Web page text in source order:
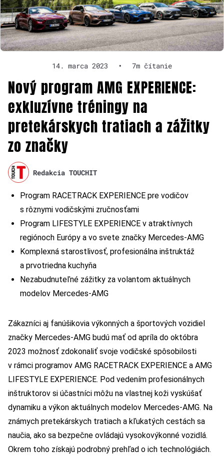
14. marca 2023 • 7m čítanie
Nový program AMG EXPERIENCE:
exkluzívne tréningy na
pretekárskych tratiach a zážitky
zo značky
Redakcia TOUCHIT
Program RACETRACK EXPERIENCE pre vodičov
s rôznymi vodičskými zručnosťami
Program LIFESTYLE EXPERIENCE v atraktívnych
regiónoch Európy a vo svete značky Mercedes-AMG
Komplexná starostlivosť, profesionálna inštruktáž
a prvotriedna kuchyňa
Nezabudnuteľné zážitky za volantom aktuálnych
modelov Mercedes-AMG
Zákazníci aj fanúšikovia výkonných a športových vozidiel
značky Mercedes-AMG budú mať od apríla do októbra
2023 možnosť zdokonaliť svoje vodičské spôsobilosti
v rámci programov AMG RACETRACK EXPERIENCE a AMG
LIFESTYLE EXPERIENCE. Pod vedením profesionálnych
inštruktorov si účastníci môžu na vlastnej koži vyskúšať
dynamiku a výkon aktuálnych modelov Mercedes-AMG. Na
známych pretekárskych tratiach a kľukatých cestách sa
naučia, ako sa bezpečne ovládajú vysokovýkonné vozidlá.
Okrem toho získajú podrobný prehľad o ich technológiách.